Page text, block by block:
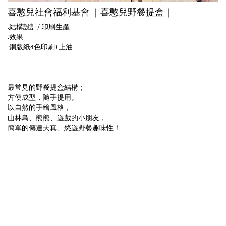
喜憨兒社會福利基會 ｜喜憨兒野餐提盒｜
.結構設計/ 印刷生產
.效果
銅版紙4色印刷+上油
----------------------------------------------------------------
最常見的野餐提盒結構；
方便成型，隨手提用。
以自然的手繪風格，
山林鳥、熊熊、遊戲的小朋友，
簡單的傳達天真、悠遊野餐趣味性！